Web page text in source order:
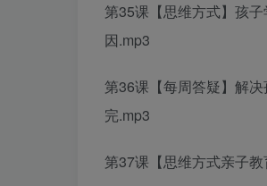
第35课【思维方式】孩子
因.mp3
第36课【每周答疑】解
完.mp3
第37课【思维方式亲子